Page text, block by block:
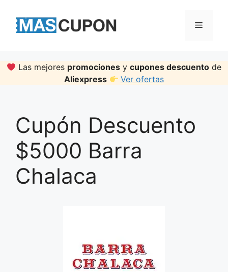
content
Menu
Las mejores promociones ycupones descuento de
Aliexpress
Ver ofertas
Cupón Descuento
$5000 Barra
Chalaca